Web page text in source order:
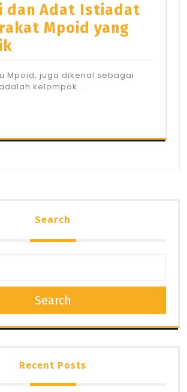
dan Adat Istiadat
Mpoid yang
Mpoid, juga dikenal sebagai
kelompok…
Search
Search
Recent Posts